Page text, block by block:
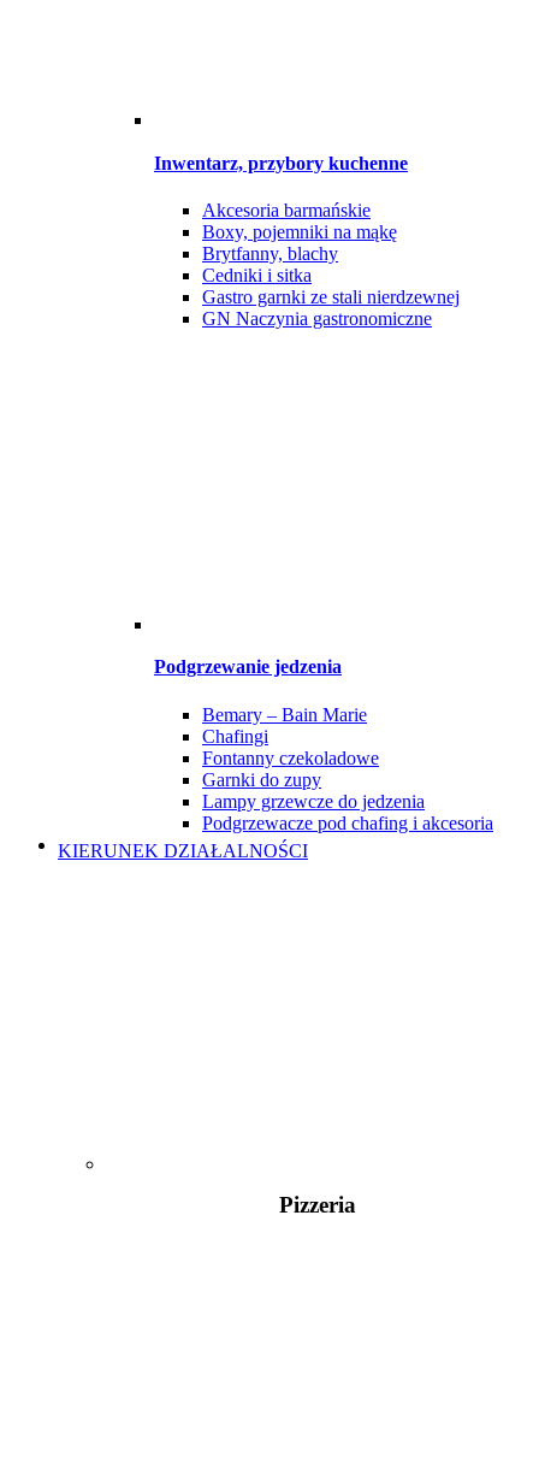
Inwentarz, przybory kuchenne
Akcesoria barmańskie
Boxy, pojemniki na mąkę
Brytfanny, blachy
Cedniki i sitka
Gastro garnki ze stali nierdzewnej
GN Naczynia gastronomiczne
Podgrzewanie jedzenia
Bemary – Bain Marie
Chafingi
Fontanny czekoladowe
Garnki do zupy
Lampy grzewcze do jedzenia
Podgrzewacze pod chafing i akcesoria
KIERUNEK DZIAŁALNOŚCI
Pizzeria